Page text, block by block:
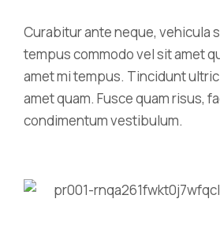
Curabitur ante neque, vehicula
tempus commodo vel sit amet
amet mi tempus. Tincidunt
amet quam. Fusce quam risus,
condimentum vestibulum.